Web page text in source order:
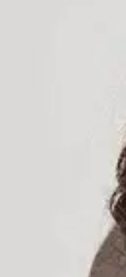
Havu
Hinta ilman S-
Verkkokaupan
Valitse